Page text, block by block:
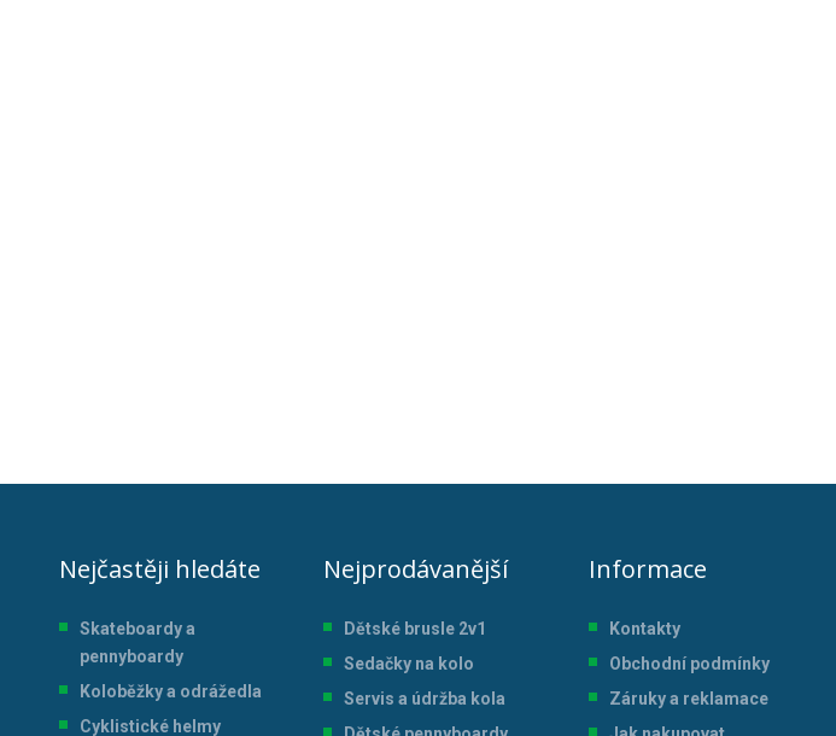
Nejčastěji hledáte
Skateboardy a
pennyboardy
Koloběžky a odrážedla
Cyklistické helmy
Nejprodávanější
Dětské brusle 2v1
Sedačky na kolo
Servis a údržba kola
Informace
Kontakty
Obchodní podmínky
Záruky a reklamace